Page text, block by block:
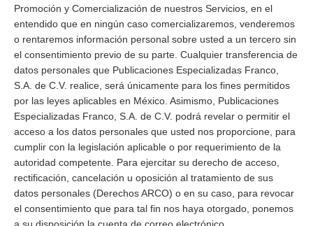
Promoción y Comercialización de nuestros Servicios, en el
entendido que en ningún caso comercializaremos, venderemos
o rentaremos información personal sobre usted a un tercero sin
el consentimiento previo de su parte. Cualquier transferencia de
datos personales que Publicaciones Especializadas Franco,
S.A. de C.V. realice, será únicamente para los fines permitidos
por las leyes aplicables en México. Asimismo, Publicaciones
Especializadas Franco, S.A. de C.V. podrá revelar o permitir el
acceso a los datos personales que usted nos proporcione, para
cumplir con la legislación aplicable o por requerimiento de la
autoridad competente. Para ejercitar su derecho de acceso,
rectificación, cancelación u oposición al tratamiento de sus
datos personales (Derechos ARCO) o en su caso, para revocar
el consentimiento que para tal fin nos haya otorgado, ponemos